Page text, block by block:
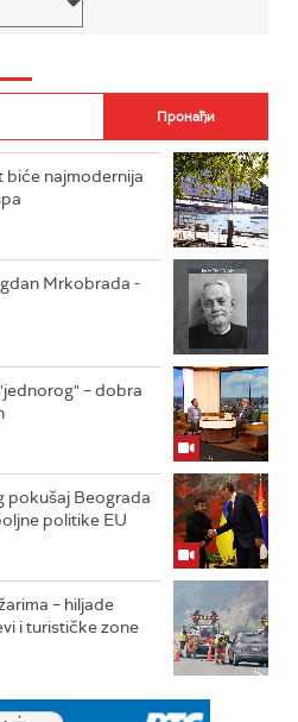
biće najmodernija
Mrkobrada -
– dobra
pokušaj Beograda
politike EU
– hiljade
i turističke zone